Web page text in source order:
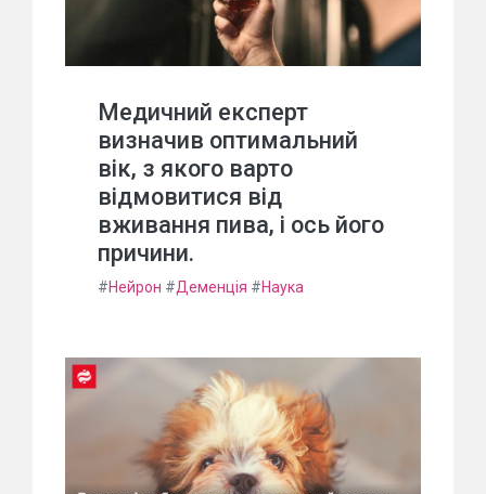
Медичний експерт
визначив оптимальний
вік, з якого варто
відмовитися від
вживання пива, і ось його
причини.
#Нейрон #Деменція #Наука